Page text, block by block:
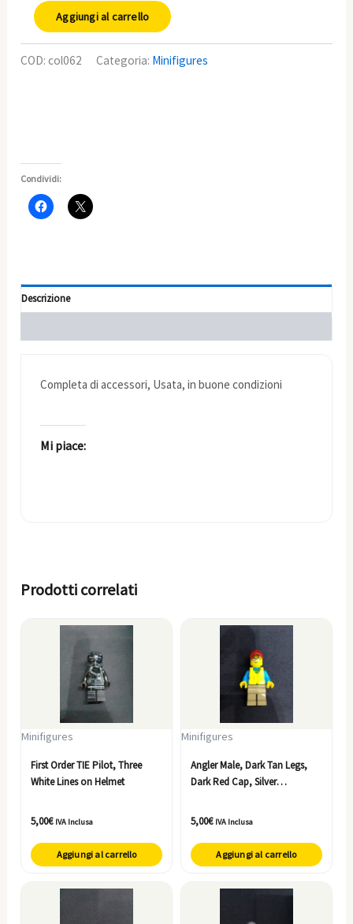
Aggiungi al carrello
COD:col062 Categoria: Minifigures
Condividi:
Descrizione
Completa di accessori, Usata, in buone condizioni
Mi piace:
Prodotti correlati
Minifigures
First Order TIE Pilot, Three
White Lines on Helmet
5,00€ IVA Inclusa
Aggiungi al carrello
Minifigures
Angler Male, Dark Tan Legs,
Dark Red Cap, Silver
Buckle
5,00€ IVA Inclusa
Aggiungi al carrello